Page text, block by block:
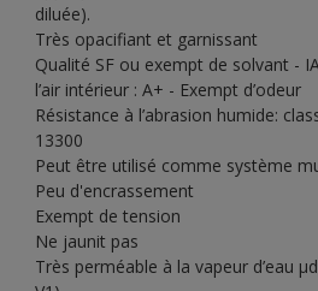
diluée).
Très opacifiant et garnissant
Qualité SF ou exempt de solvant -
l’air intérieur : A+ - Exempt d’odeur
Résistance à l’abrasion humide:
13300
Peut être utilisé comme système
Peu d'encrassement
Exempt de tension
Ne jaunit pas
Très perméable à la vapeur d’eau